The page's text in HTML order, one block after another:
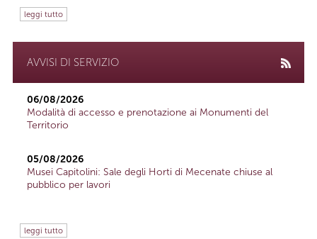
leggi tutto
AVVISI DI SERVIZIO
06/08/2026
Modalità di accesso e prenotazione ai Monumenti del
Territorio
05/08/2026
Musei Capitolini: Sale degli Horti di Mecenate chiuse al
pubblico per lavori
leggi tutto